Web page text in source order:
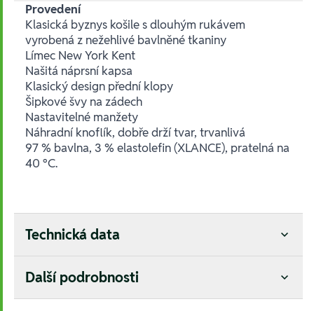
Provedení
Klasická byznys košile s dlouhým rukávem
vyrobená z nežehlivé bavlněné tkaniny
Límec New York Kent
Našitá náprsní kapsa
Klasický design přední klopy
Šipkové švy na zádech
Nastavitelné manžety
Náhradní knoflík, dobře drží tvar, trvanlivá
97 % bavlna, 3 % elastolefin (XLANCE), pratelná na
40 °C.
Technická data
Další podrobnosti